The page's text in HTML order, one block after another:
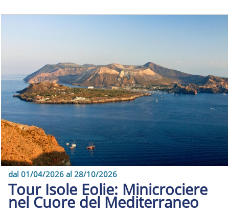
dal 01/04/2026 al 28/10/2026
Tour Isole Eolie: Minicrociere
nel Cuore del Mediterraneo